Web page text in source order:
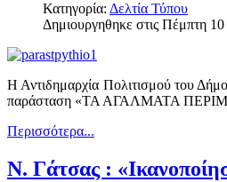
Κατηγορία: Δελτία Τύπου
Δημιουργηθηκε στις Πέμπτη
Η Αντιδημαρχία Πολιτισμού του
παράσταση «ΤΑ ΑΓΑΛΜΑΤΑ
Περισσότερα...
Ν. Γάτσας :